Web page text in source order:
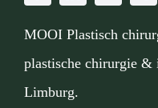
MOOI Plastisch
plastische chirurgie &
Limburg.